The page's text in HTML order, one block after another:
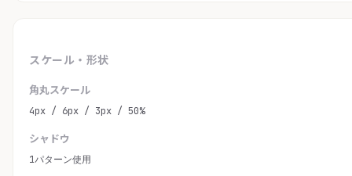
スケール・形状
角丸スケール
4px / 6px / 3px / 50%
シャドウ
1パターン使用